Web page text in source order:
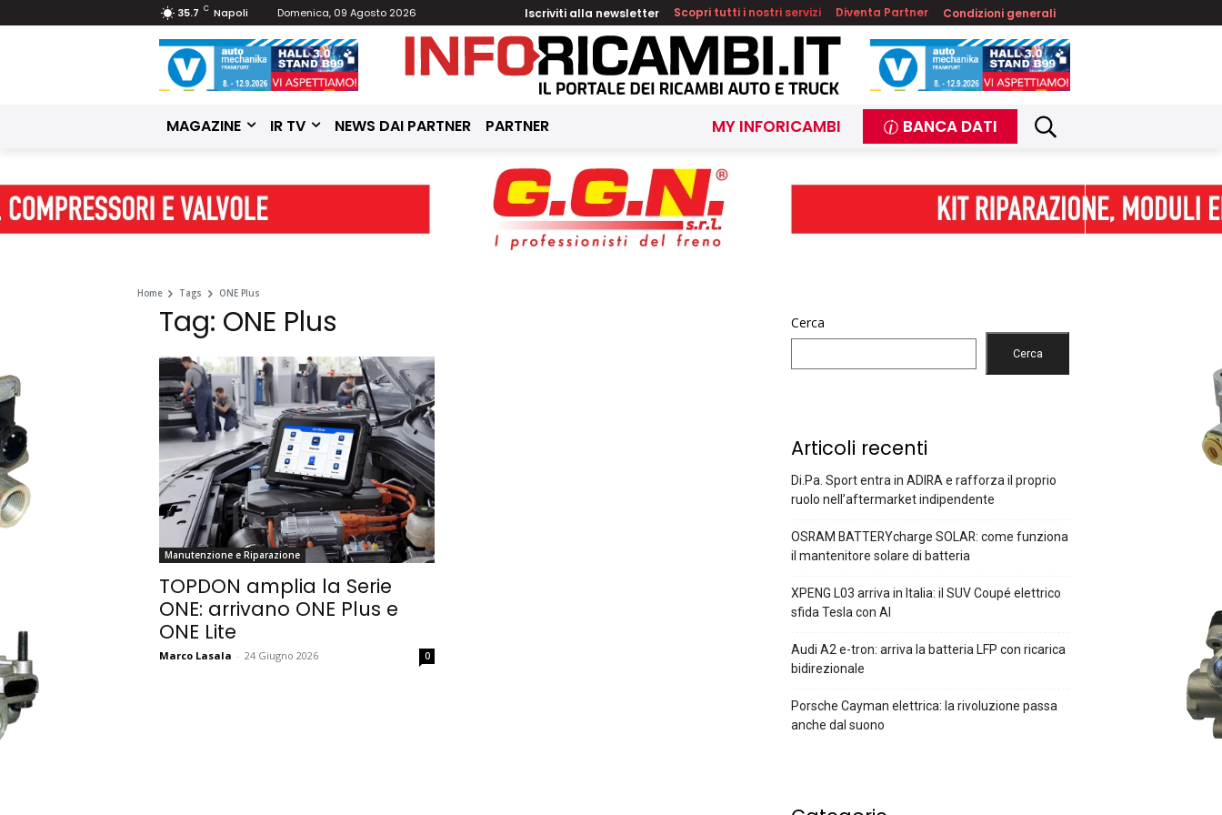
35.7 C Napoli Domenica, 09 Agosto 2026 Iscriviti alla newsletter Scopri tutti i nostri servizi Diventa Partner Condizioni generali
MAGAZINE IR TV NEWS DAI PARTNER PARTNER MY INFORICAMBI BANCA DATI
Home Tags ONE Plus
Tag: ONE Plus
Manutenzione e Riparazione
TOPDON amplia la Serie
ONE: arrivano ONE Plus e
ONE Lite
Marco Lasala - 24 Giugno 2026 0
Cerca
Cerca
Articoli recenti
Di.Pa. Sport entra in ADIRA e rafforza il proprio
ruolo nell’aftermarket indipendente
OSRAM BATTERYcharge SOLAR: come funziona
il mantenitore solare di batteria
XPENG L03 arriva in Italia: il SUV Coupé elettrico
sfida Tesla con AI
Audi A2 e-tron: arriva la batteria LFP con ricarica
bidirezionale
Porsche Cayman elettrica: la rivoluzione passa
anche dal suono